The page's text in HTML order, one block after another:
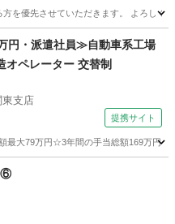
を優先させていただきます。 よろしく
円・派遣社員≫自動車系工場
オペレーター 交替制
東支店
提携サイト
最大79万円☆3年間の手当総額169万円
⑥